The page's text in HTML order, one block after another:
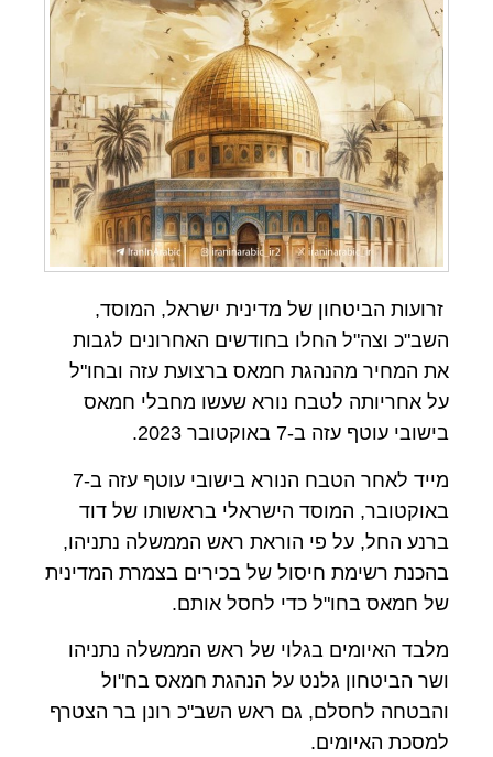
זרועות הביטחון של מדינית ישראל, המוסד,
השב"כ וצה"ל החלו בחודשים האחרונים לגבות
את המחיר מהנהגת חמאס ברצועת עזה ובחו"ל
על אחריותה לטבח נורא שעשו מחבלי חמאס
בישובי עוטף עזה ב-7 באוקטובר 2023.
מייד לאחר הטבח הנורא בישובי עוטף עזה ב-7
באוקטובר, המוסד הישראלי בראשותו של דוד
ברנע החל, על פי הוראת ראש הממשלה נתניהו,
בהכנת רשימת חיסול של בכירים בצמרת המדינית
של חמאס בחו"ל כדי לחסל אותם.
מלבד האיומים בגלוי של ראש הממשלה נתניהו
ושר הביטחון גלנט על הנהגת חמאס בח"ול
והבטחה לחסלם, גם ראש השב"כ רונן בר הצטרף
למסכת האיומים.